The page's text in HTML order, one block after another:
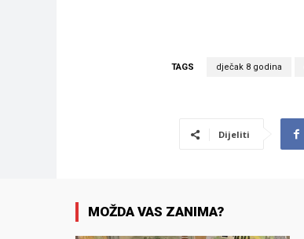
TAGS dječak 8 godina
Dijeliti
MOŽDA VAS ZANIMA?